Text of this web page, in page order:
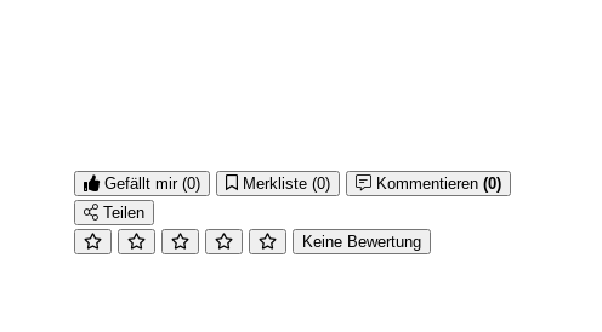
Gefällt mir (0) Merkliste (0) Kommentieren (0)
Teilen
Keine Bewertung